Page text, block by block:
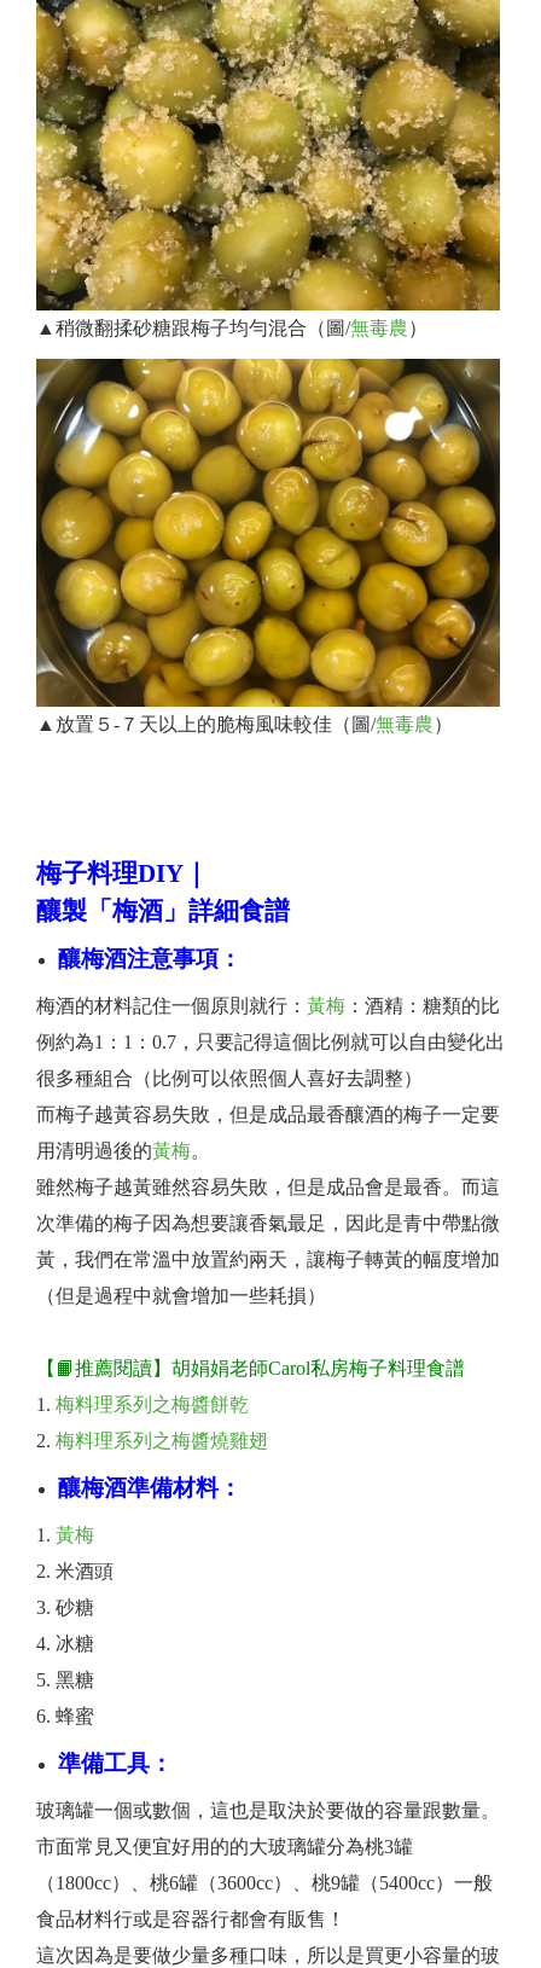
▲稍微翻揉砂糖跟梅子均勻混合（圖/無毒農）
▲放置５-７天以上的脆梅風味較佳（圖/無毒農）
梅子料理DIY｜
釀製「梅酒」詳細食譜
釀梅酒注意事項：
梅酒的材料記住一個原則就行： 黃梅 ：酒精：糖類的比
例約為1：1：0.7，只要記得這個比例就可以自由變化出
很多種組合（比例可以依照個人喜好去調整）
而梅子越黃容易失敗，但是成品最香釀酒的梅子一定要
用清明過後的黃梅。
雖然梅子越黃雖然容易失敗，但是成品會是最香。而這
次準備的梅子因為想要讓香氣最足，因此是青中帶點微
黃，我們在常溫中放置約兩天，讓梅子轉黃的幅度增加
（但是過程中就會增加一些耗損）
【📙推薦閱讀】胡娟娟老師Carol私房梅子料理食譜
梅料理系列之梅醬餅乾
梅料理系列之梅醬燒雞翅
釀梅酒準備材料：
黃梅
米酒頭
砂糖
冰糖
黑糖
蜂蜜
準備工具：
玻璃罐一個或數個，這也是取決於要做的容量跟數量。
市面常見又便宜好用的的大玻璃罐分為桃3罐
（1800cc）、桃6罐（3600cc）、桃9罐（5400cc）一般
食品材料行或是容器行都會有販售！
這次因為是要做少量多種口味，所以是買更小容量的玻